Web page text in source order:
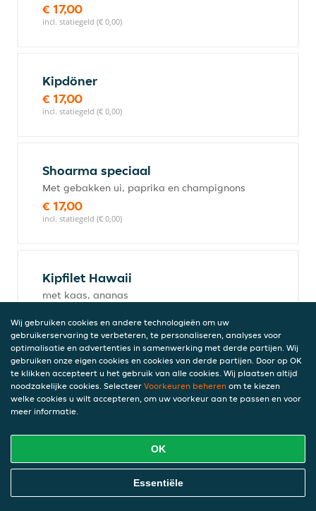
€ 17,00
incl. statiegeld (€ 0,00)
Kipdöner
€ 17,00
incl. statiegeld (€ 0,00)
Shoarma speciaal
Met gebakken ui, paprika en champignons
€ 17,00
incl. statiegeld (€ 0,00)
Kipfilet Hawaii
met kaas, ananas
incl. statiegeld (€ 0,00)
Döner kebab speciaal
met gebakken ui, paprika en
champignons
€ 17,00
Online Eten Bestellen
Wij gebruiken cookies en andere technologieën om uw
gebruikerservaring te verbeteren, te personaliseren, analyses voor
optimalisatie en advertenties in samenwerking met derde partijen. Wij
gebruiken onze eigen cookies en cookies van derde partijen. Door op OK
te klikken accepteert u het gebruik van alle cookies. Wij plaatsen altijd
noodzakelijke cookies. Selecteer Voorkeuren beheren om te kiezen
welke cookies u wilt accepteren, om uw voorkeur aan te passen en voor
meer informatie.
OK
Essentiële